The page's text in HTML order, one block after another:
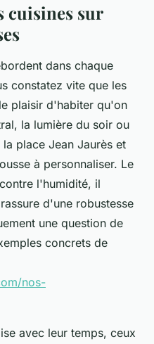
cuisines sur
dans chaque
constatez vite que les
plaisir d'habiter qu'on
la lumière du soir ou
place Jean Jaurès et
à personnaliser. Le
l'humidité, il
d'une robustesse
une question de
concrets de
nos-
avec leur temps, ceux